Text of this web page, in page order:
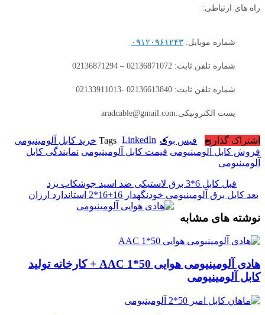
راه های ارتباطی:
شماره موبایل: ۰۹۱۲۰۹۶۱۲۴۳
شماره تلفن ثابت: 02136871072 – 02136871294
شماره تلفن ثابت: 02136613840 -02133911013
پست الکترونیکی:aradcable@gmail.com
اشتراک گذاری فیس بوک LinkedIn
Tags خرید کابل آلومینیومی
فروش کابل آلومینیومی قیمت کابل آلومینیومی نمایندگی کابل
آلومینیومی
قبل کابل 6*3 برق لاستیکی ضد اسید جوشکاب یزد
بعد کابل برق آلومینیومی خودنگهدار 16+16*2 استاندارد ارزان
نوشته های مشابه
هادی آلومینیومی هوایی 50*1 AAC + کارخانه تولید
کابل آلومینیومی